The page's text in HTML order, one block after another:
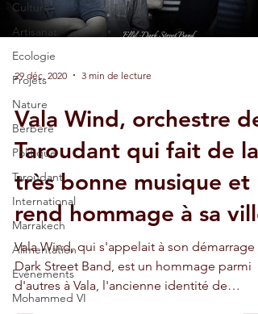
Culture
Artisanat
Ecologie
Projets
Nature
Berbère
Politique
Taroudant
International
Marrakech
Alimentation
Evénements
Mohammed VI
29 déc. 2020 3 min de lecture
Vala Wind, orchestre de
Taroudant qui fait de la
très bonne musique et
rend hommage à sa ville
Vala Wind, qui s'appelait à son démarrage
Dark Street Band, est un hommage parmi
d'autres à Vala, l'ancienne identité de
Taroudant.